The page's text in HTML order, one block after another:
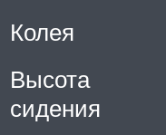
Колея
Высота
сидения